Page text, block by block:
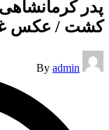
کشت / عکس غم
Posted
by
By admin